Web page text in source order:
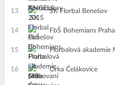
13 SK Florbal Benešov
14 FbŠ Bohemians
15 Florbalová akademie
16 Orka Čelákovice